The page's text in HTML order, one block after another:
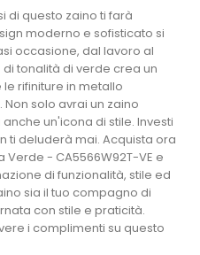
di questo zaino ti farà
moderno e sofisticato si
occasione, dal lavoro al
tonalità di verde crea un
rifiniture in metallo
solo avrai un zaino
un'icona di stile. Investi
ti deluderà mai. Acquista ora
Verde - CA5566W92T-VE e
di funzionalità, stile ed
sia il tuo compagno di
con stile e praticità.
i complimenti su questo